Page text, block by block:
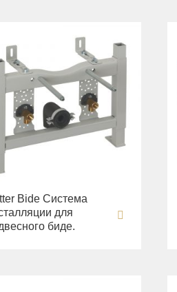
Bide Система
для
биде.